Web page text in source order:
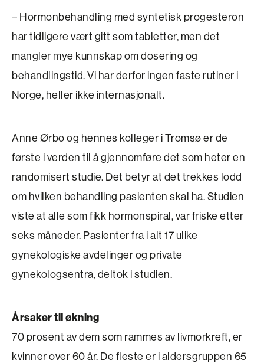
– Hormonbehandling med syntetisk progesteron
har tidligere vært gitt som tabletter, men det
mangler mye kunnskap om dosering og
behandlingstid. Vi har derfor ingen faste rutiner i
Norge, heller ikke internasjonalt.
Anne Ørbo og hennes kolleger i Tromsø er de
første i verden til å gjennomføre det som heter en
randomisert studie. Det betyr at det trekkes lodd
om hvilken behandling pasienten skal ha. Studien
viste at alle som fikk hormonspiral, var friske etter
seks måneder. Pasienter fra i alt 17 ulike
gynekologiske avdelinger og private
gynekologsentra, deltok i studien.
Årsaker til økning
70 prosent av dem som rammes av livmorkreft, er
kvinner over 60 år. De fleste er i aldersgruppen 65